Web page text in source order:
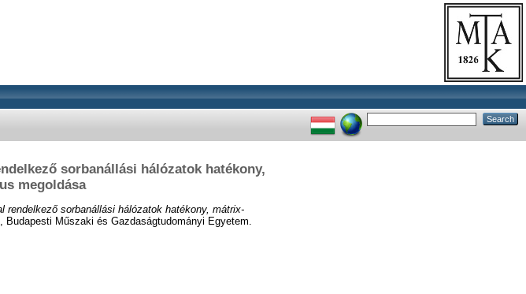
sorbanállási hálózatok hatékony,
megoldása
rendelkező sorbanállási hálózatok hatékony, mátrix-
Műszaki és Gazdaságtudományi Egyetem.